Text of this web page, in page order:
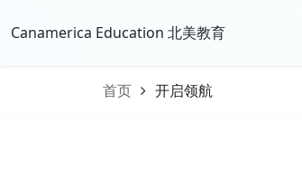
Canamerica Education 北美教育
首页 开启领航